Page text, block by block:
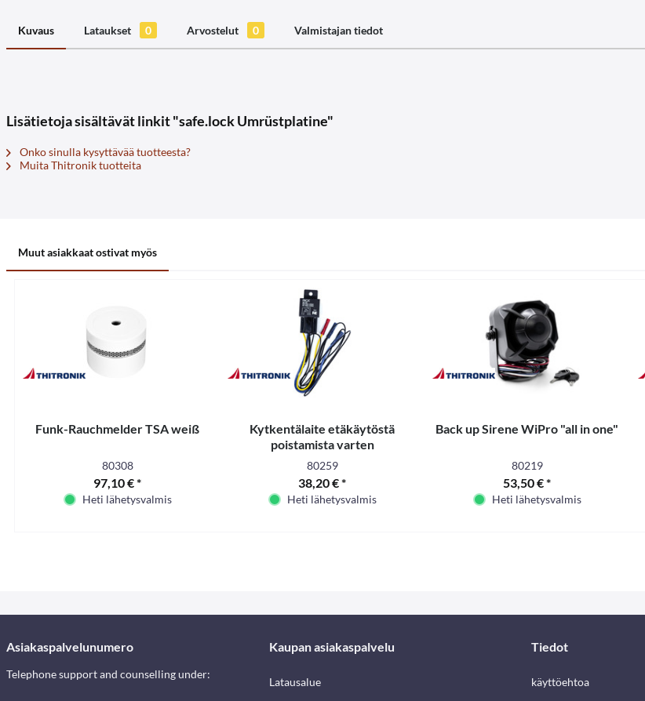
Kuvaus Lataukset 0 Arvostelut 0 Valmistajan tiedot
Lisätietoja sisältävät linkit "safe.lock Umrüstplatine"
Onko sinulla kysyttävää tuotteesta?
Muita Thitronik tuotteita
Muut asiakkaat ostivat myös
Funk-Rauchmelder TSA weiß
80308
97,10 € *
Heti lähetysvalmis
Kytkentälaite etäkäytöstä
poistamista varten
80259
38,20 € *
Heti lähetysvalmis
Back up Sirene WiPro "all in one"
80219
53,50 € *
Heti lähetysvalmis
Asiakaspalvelunumero
Telephone support and counselling under:
Kaupan asiakaspalvelu
Latausalue
Tiedot
käyttöehtoa